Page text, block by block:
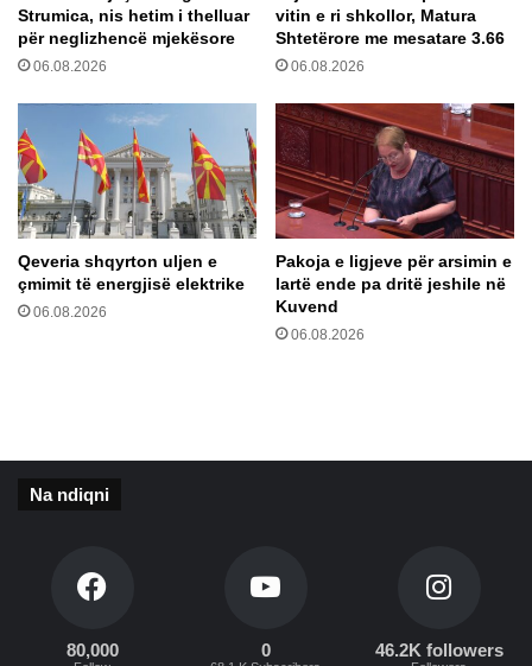
g
a
s
e
s
i
d
h
e
m
ë
Strumica, nis hetim i thelluar
për neglizhencë mjekësore
06.08.2026
vitin e ri shkollor, Matura
Shtetërore me mesatare 3.66
06.08.2026
Qeveria shqyrton uljen e
çmimit të energjisë elektrike
06.08.2026
Pakoja e ligjeve për arsimin e
lartë ende pa dritë jeshile në
Kuvend
06.08.2026
Na ndiqni
80,000 0 46.2K followers